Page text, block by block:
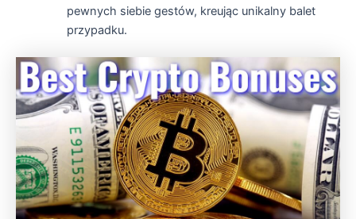
pewnych siebie gestów, kreując unikalny balet
przypadku.